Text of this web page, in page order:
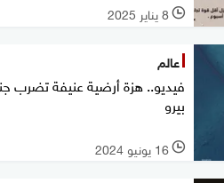
l 8 يناير 2025
عالم
فيديو.. هزة أرضية عنيفة تضرب
بيرو
l 16 يونيو 2024